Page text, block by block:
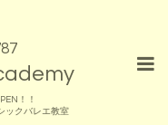
！！
ックバレエ教室